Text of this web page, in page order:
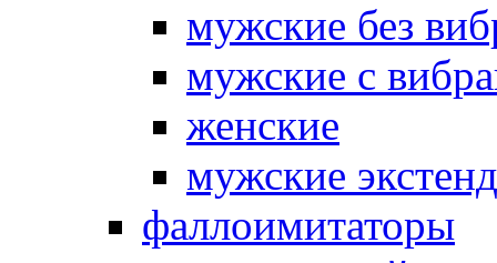
мужские без
мужские с
женские
мужские
фаллоимитаторы